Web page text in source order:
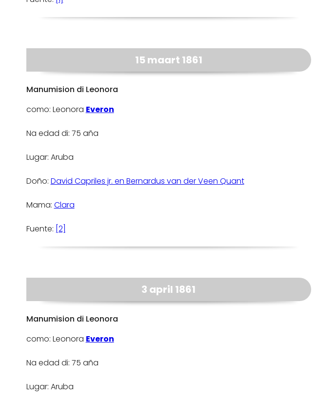
15 maart 1861
Manumision di Leonora
como: Leonora Everon
Na edad di: 75 aña
Lugar: Aruba
Doño: David Capriles jr. en Bernardus van der Veen Quant
Mama: Clara
Fuente: [2]
3 april 1861
Manumision di Leonora
como: Leonora Everon
Na edad di: 75 aña
Lugar: Aruba